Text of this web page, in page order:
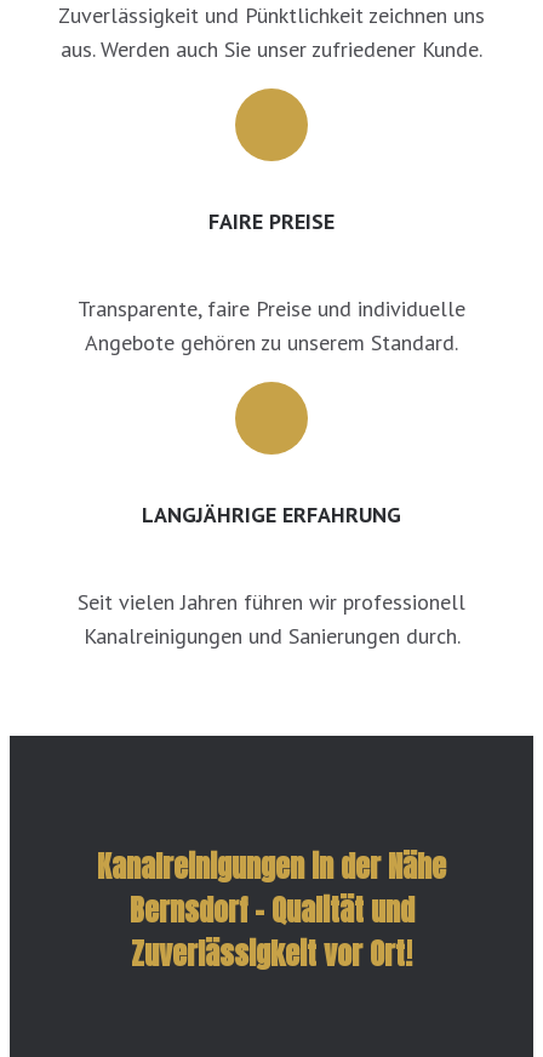
Zuverlässigkeit und Pünktlichkeit zeichnen uns
aus. Werden auch Sie unser zufriedener Kunde.
FAIRE PREISE
Transparente, faire Preise und individuelle
Angebote gehören zu unserem Standard.
LANGJÄHRIGE ERFAHRUNG
Seit vielen Jahren führen wir professionell
Kanalreinigungen und Sanierungen durch.
Kanalreinigungen in der Nähe
Bernsdorf – Qualität und
Zuverlässigkeit vor Ort!